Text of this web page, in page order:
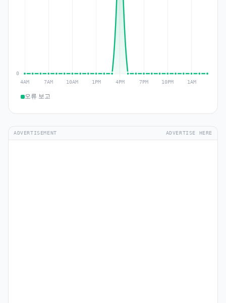
오류 보고
ADVERTISEMENT ADVERTISE HERE